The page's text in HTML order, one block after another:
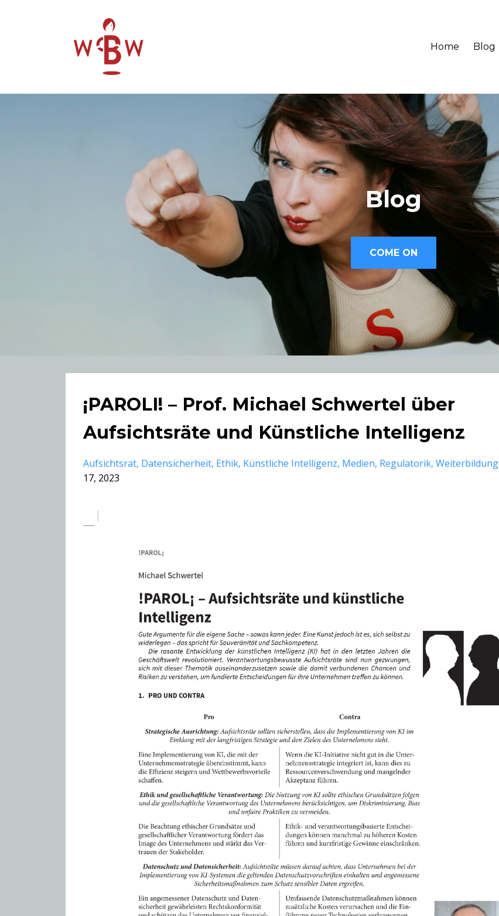
Home Blog
Blog
COME ON
¡PAROLI! – Prof. Michael Schwertel über
Aufsichtsräte und Künstliche Intelligenz
Aufsichtsrat Datensicherheit Ethik Künstliche Intelligenz Medien Regulatorik Weiterbildung
17, 2023